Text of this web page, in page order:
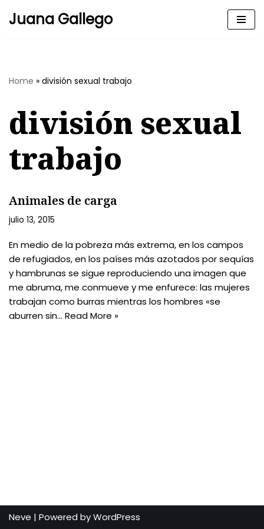
Juana Gallego
Home » división sexual trabajo
división sexual
trabajo
Animales de carga
julio 13, 2015
En medio de la pobreza más extrema, en los campos
de refugiados, en los países más azotados por sequías
y hambrunas se sigue reproduciendo una imagen que
me abruma, me conmueve y me enfurece: las mujeres
trabajan como burras mientras los hombres «se
aburren sin… Read More »
Neve | Powered byWordPress